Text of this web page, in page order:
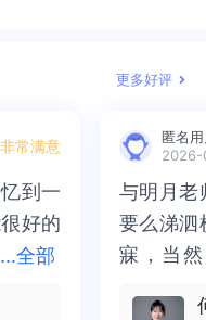
哭成了一条狗。
常的小程序，解除了
头像……
。
更多好评
非常满意
...全部
到一
好的
到一
好的
了。
匿名
2026-
与明月老
要么涕泗
寐，当
与明月老
要么涕泗
寐，当然